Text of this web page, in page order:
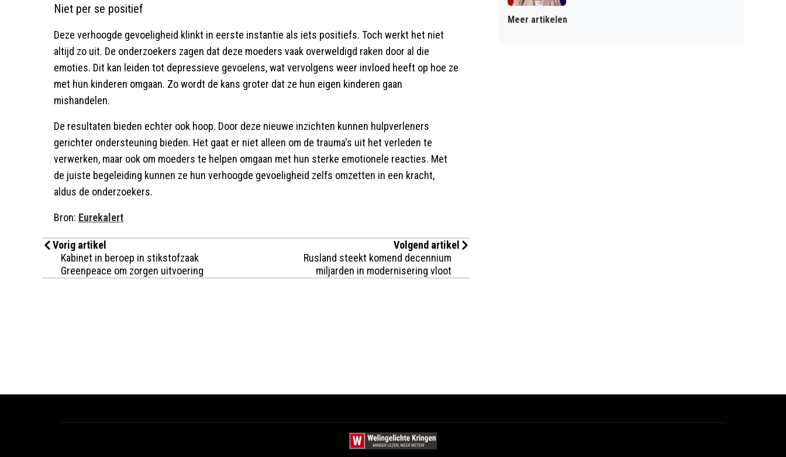
Niet per se positief
Deze verhoogde gevoeligheid klinkt in eerste instantie als iets positiefs. Toch werkt het niet
altijd zo uit. De onderzoekers zagen dat deze moeders vaak overweldigd raken door al die
emoties. Dit kan leiden tot depressieve gevoelens, wat vervolgens weer invloed heeft op hoe ze
met hun kinderen omgaan. Zo wordt de kans groter dat ze hun eigen kinderen gaan
mishandelen.
De resultaten bieden echter ook hoop. Door deze nieuwe inzichten kunnen hulpverleners
gerichter ondersteuning bieden. Het gaat er niet alleen om de trauma's uit het verleden te
verwerken, maar ook om moeders te helpen omgaan met hun sterke emotionele reacties. Met
de juiste begeleiding kunnen ze hun verhoogde gevoeligheid zelfs omzetten in een kracht,
aldus de onderzoekers.
Bron: Eurekalert
Vorig artikel
Kabinet in beroep in stikstofzaak
Greenpeace om zorgen uitvoering
Volgend artikel
Rusland steekt komend decennium
miljarden in modernisering vloot
Meer artikelen